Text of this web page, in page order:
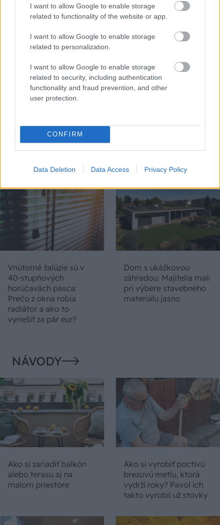
I want to allow Google to enable storage
related to functionality of the website or app.
I want to allow Google to enable storage
related to personalization.
I want to allow Google to enable storage
related to security, including authentication
functionality and fraud prevention, and other
user protection.
CONFIRM
Data Deletion Data Access Privacy Policy
DOM
alebo meniť kotol?
Návod, ako v nových
dotačných výzvach
zatepliť dom
Multipor ETX
Vnútorné žalúzie sú v
40-stupňových
horúčavách pasca:
Prečo z okna robia
radiátor a ako to
vyriešiť za pár eur?
Dom s ukážkovou
záhradou: Majitelia mali
pri výbere stavebného
materiálu jasno
NÁVODY
Ako si zariadiť balkón
alebo terasu aj na
malom priestore
Ako si vyrobiť poctivú
brezovú metlu, ktorá
vydrží roky? Pavol ich
takto vyrobil už stovky